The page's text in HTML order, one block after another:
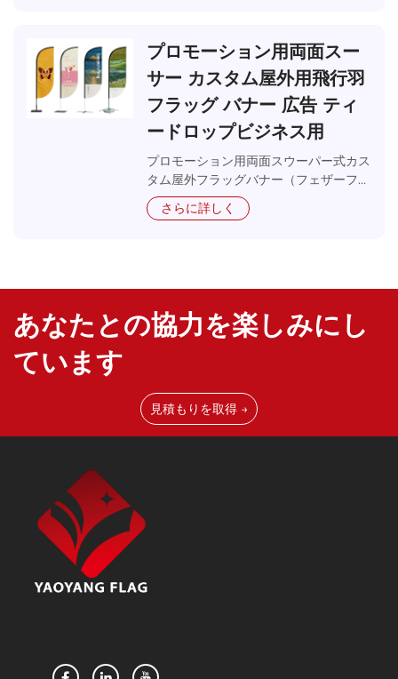
空力プロファイルを採用しています。ウエイト付きベ
ースシステムとフレキシブルなポール設計により、転
倒や崩壊を防ぎ、変化するビーチの風条件下でも完璧
なディスプレイを維持します。
優れた日光可視性と色保持性：専用の紫外線抵抗性印
刷技術を活用することで、当社のビーチフラッグは直
射日光下でも鮮やかな色合いとコントラストを保持し
ます。高可視性カラースキームと反射素材により、昼
間を通してメッセージが明確に見える状態を実現しま
を製造しています。補強されたステッチと保護コーテ
ィングにより、塩水スプレーによる劣化を防ぎ、ビー
チ環境下でも長期間にわたって高い性能を維持しま
す。
簡単な設置と携帯性：当社のビーチフラッグは、特別
な工具を必要としない簡単かつ確実な接地アンカーシ
り、輸送が容易で素早い設置が可能となっており、短
期間のイベントや移動型プロモーションに最適です。
技術と職人技のハイライト（製造販売ポイント）
マリングレードの素材構成：当社は500Dのマリンポ
リエステルを使用し、三層のUV保護コーティングを
施しており、紫外線の98％をカットします。生地には
高度な風工学設計：当社のビーチフラッグは、従来の
プロモーション用両面スー
サー カスタム屋外用飛行羽
フラッグ バナー 広告 ティ
ードロップビジネス用
プロモーション用両面スウーパー式カス
タム屋外フラッグバナー（フェザーフラ
ッグ）、ティアードロップ型広告用デザ
イン。あらゆるビジネスの屋外プロモー
さらに詳しく
あなたとの協力を楽しみにし
ています
見積もりを取得 →